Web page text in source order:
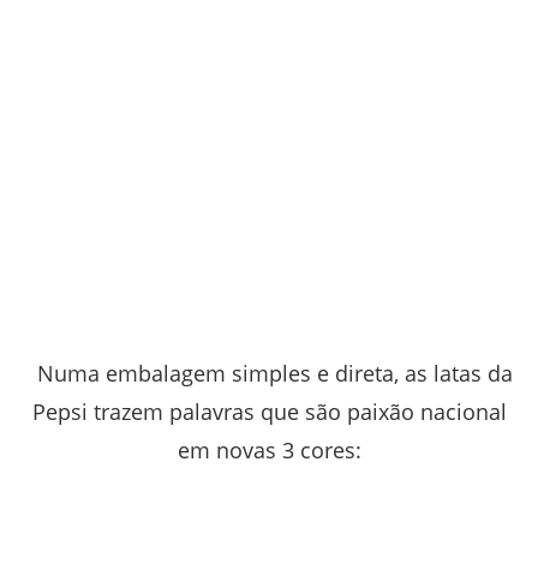
Numa embalagem simples e direta, as latas da
Pepsi trazem palavras que são paixão nacional
em novas 3 cores: